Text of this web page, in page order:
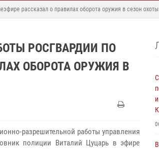
рассказал о правилах оборота оружия в сезон охоты
РОСГВАРДИИ ПО
ОБОРОТА ОРУЖИЯ В
разрешительной работы управления
полиции Виталий Цуцарь в эфире